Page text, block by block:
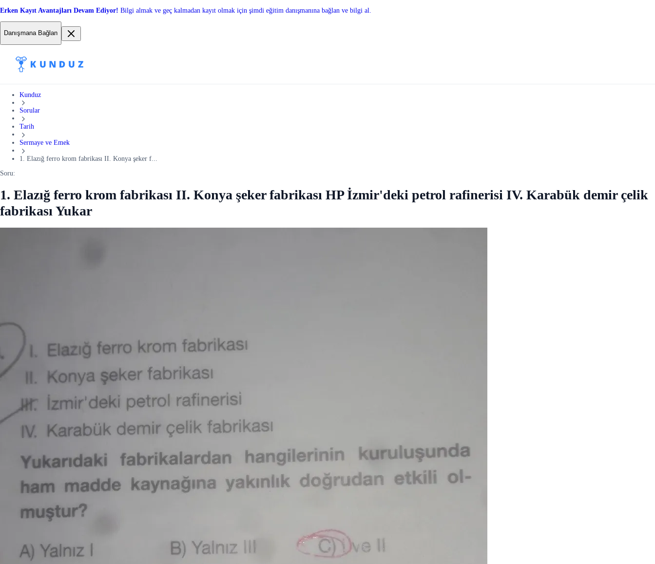
Erken Kayıt Avantajları Devam Ediyor! Bilgi almak ve geç kalmadan kayıt olmak için şimdi eğitim danışmanına bağlan ve bilgi al.
Danışmana Bağlan
Kunduz
Sorular
Tarih
Sermaye ve Emek
1. Elazığ ferro krom fabrikası II. Konya şeker f...
Soru:
1. Elazığ ferro krom fabrikası II. Konya şeker fabrikası HP İzmir'deki petrol rafinerisi IV. Karabük demir çelik
fabrikası Yukar